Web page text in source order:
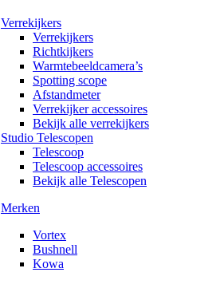
Verrekijkers
Verrekijkers
Richtkijkers
Warmtebeeldcamera’s
Spotting scope
Afstandmeter
Verrekijker accessoires
Bekijk alle verrekijkers
Studio Telescopen
Telescoop
Telescoop accessoires
Bekijk alle Telescopen
Merken
Vortex
Bushnell
Kowa